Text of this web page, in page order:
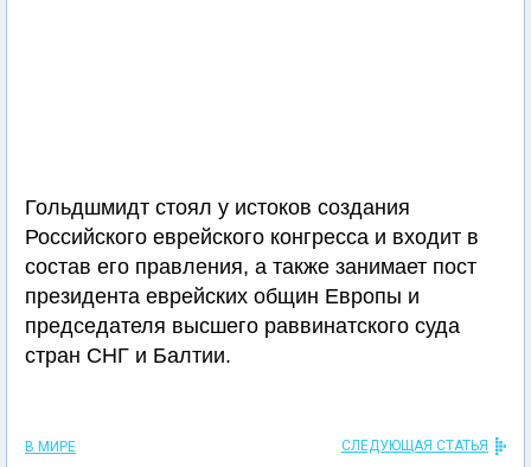
Гольдшмидт стоял у истоков создания
Российского еврейского конгресса и входит в
состав его правления, а также занимает пост
президента еврейских общин Европы и
председателя высшего раввинатского суда
стран СНГ и Балтии.
В МИРЕ СЛЕДУЮЩАЯ СТАТЬЯ